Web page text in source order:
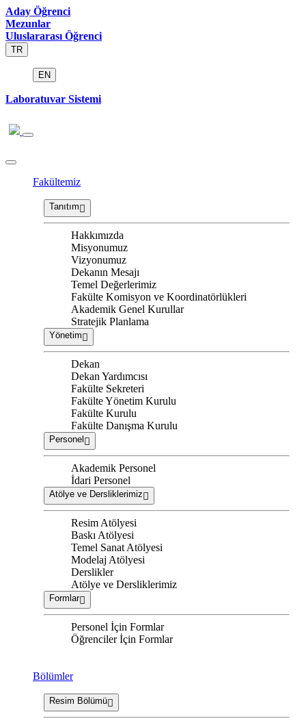
Aday Öğrenci
Mezunlar
Uluslararası Öğrenci
TR
EN
Laboratuvar Sistemi
Fakültemiz
Tanıtım
Hakkımızda
Misyonumuz
Vizyonumuz
Dekanın Mesajı
Temel Değerlerimiz
Fakülte Komisyon ve Koordinatörlükleri
Akademik Genel Kurullar
Stratejik Planlama
Yönetim
Dekan
Dekan Yardımcısı
Fakülte Sekreteri
Fakülte Yönetim Kurulu
Fakülte Kurulu
Fakülte Danışma Kurulu
Personel
Akademik Personel
İdari Personel
Atölye ve Dersliklerimiz
Resim Atölyesi
Baskı Atölyesi
Temel Sanat Atölyesi
Modelaj Atölyesi
Derslikler
Atölye ve Dersliklerimiz
Formlar
Personel İçin Formlar
Öğrenciler İçin Formlar
Bölümler
Resim Bölümü